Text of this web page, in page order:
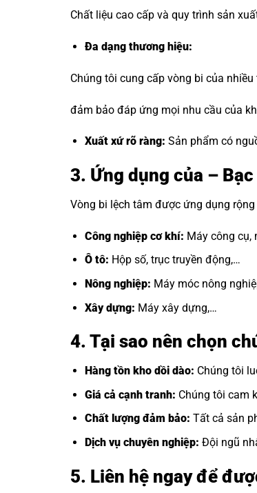
Chất liệu cao cấp và quy trình sản
Đa dạng thương hiệu:
Chúng tôi cung cấp vòng bi của nhiều
đảm bảo đáp ứng mọi nhu cầu của
Xuất xứ rõ ràng: Sản phẩm có
3. Ứng dụng của –
Vòng bi lệch tâm được ứng dụng
Công nghiệp cơ khí: Máy công cụ,
Ô tô: Hộp số, trục truyền động,…
Nông nghiệp: Máy móc nông
Xây dựng: Máy xây dựng,…
4. Tại sao nên chọn
Hàng tồn kho dồi dào: Chúng tôi
Giá cả cạnh tranh: Chúng tôi cam
Chất lượng đảm bảo: Tất cả sản
Dịch vụ chuyên nghiệp: Đội ngũ
5. Liên hệ ngay để